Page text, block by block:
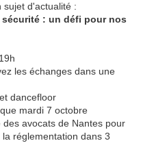
sujet d'actualité :
: un défi pour nos
les échanges dans une
dancefloor
mardi 7 octobre
des avocats de Nantes pour
réglementation dans 3